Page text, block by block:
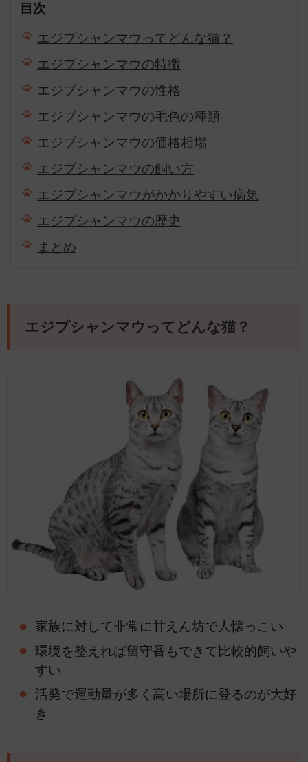
目次
エジプシャンマウってどんな猫？
エジプシャンマウの特徴
エジプシャンマウの性格
エジプシャンマウの毛色の種類
エジプシャンマウの価格相場
エジプシャンマウの飼い方
エジプシャンマウがかかりやすい病気
エジプシャンマウの歴史
まとめ
エジプシャンマウってどんな猫？
家族に対して非常に甘えん坊で人懐っこい
環境を整えれば留守番もできて比較的飼いや
すい
活発で運動量が多く高い場所に登るのが大好
き